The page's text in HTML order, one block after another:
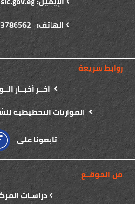
الهاتف: 23786562 (202)
روابط سريعة
اخــر أخبــار
الموازنات التخطيطية
تابعونا على
من الموقــع
دراسـات